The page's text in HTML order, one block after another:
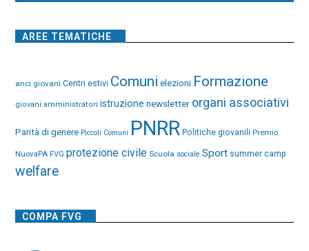
AREE TEMATICHE
anci giovani Centri estivi Comuni elezioni Formazione
giovani amministratori istruzione newsletter organi associativi
Parità di genere Piccoli Comuni PNRR Politiche giovanili Premio
NuovaPA FVG protezione civile Scuola sociale Sport summer camp
welfare
COMPA FVG